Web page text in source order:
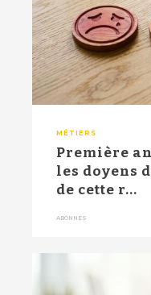
MÉTIERS
Première
les doyens
de cette r...
ABONNÉS